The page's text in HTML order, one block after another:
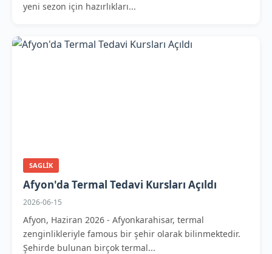
yeni sezon için hazırlıkları...
SAGLIK
Afyon'da Termal Tedavi Kursları Açıldı
2026-06-15
Afyon, Haziran 2026 - Afyonkarahisar, termal
zenginlikleriyle famous bir şehir olarak bilinmektedir.
Şehirde bulunan birçok termal...